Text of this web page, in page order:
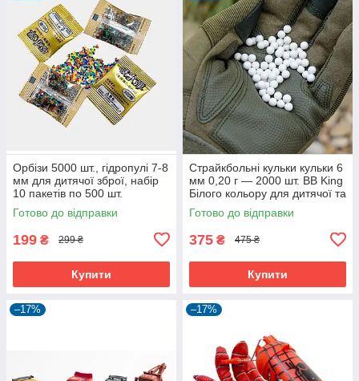
Орбізи 5000 шт., гідропулі 7-8
мм для дитячої зброї, набір
10 пакетів по 500 шт.
Готово до відправки
199 ₴ 299 ₴
Купити
Страйкбольні кульки кульки 6
мм 0,20 г — 2000 шт. BB King
Білого кольору для дитячої та
пневматичної зброї
Готово до відправки
375 ₴ 475 ₴
Купити
–17% –17%